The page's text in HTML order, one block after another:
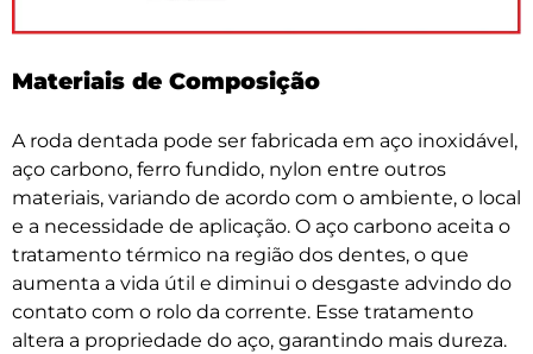
Materiais de Composição
A roda dentada pode ser fabricada em aço inoxidável,
aço carbono, ferro fundido, nylon entre outros
materiais, variando de acordo com o ambiente, o local
e a necessidade de aplicação. O aço carbono aceita o
tratamento térmico na região dos dentes, o que
aumenta a vida útil e diminui o desgaste advindo do
contato com o rolo da corrente. Esse tratamento
altera a propriedade do aço, garantindo mais dureza.